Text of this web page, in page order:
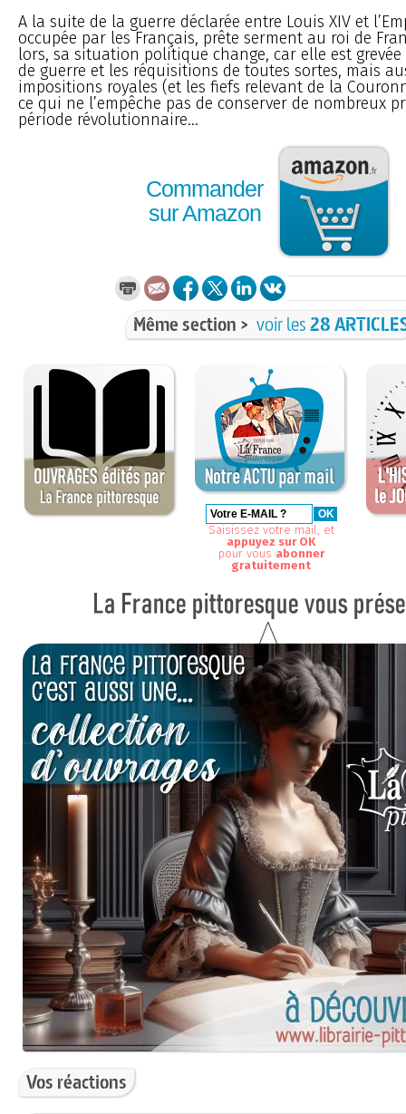
A la suite de la guerre déclarée entre Louis XIV et
occupée par les Français, prête serment au roi de
lors, sa situation politique change, car elle est
de guerre et les réquisitions de toutes sortes, mais
impositions royales (et les fiefs relevant de la
ce qui ne l’empêche pas de conserver de nombreux
période révolutionnaire...
Commander
sur Amazon
Même section > voir les28
Saisissez votre mail, et
appuyez sur OK
pour vous abonner
gratuitement
Vos réactions